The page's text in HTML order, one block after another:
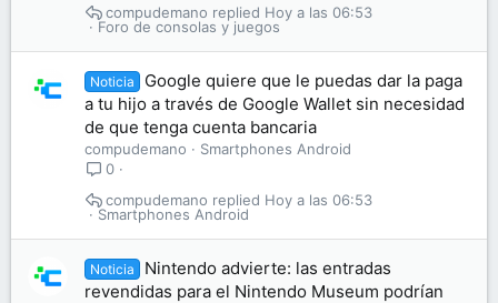
Foro de consolas y juegos
Hoy a las 06:53
compudemano
Noticia
Google quiere que le puedas dar la paga
a tu hijo a través de Google Wallet sin necesidad
de que tenga cuenta bancaria
compudemano
Smartphones Android
0
Smartphones Android
Hoy a las 06:53
compudemano
Noticia
Nintendo advierte: las entradas
revendidas para el Nintendo Museum podrían